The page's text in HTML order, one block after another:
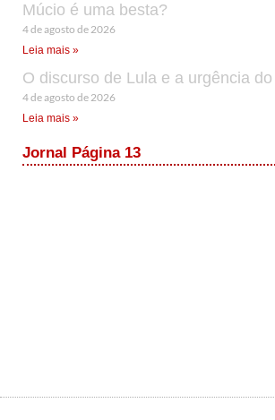
Múcio é uma besta?
4 de agosto de 2026
Leia mais »
O discurso de Lula e a urgência
4 de agosto de 2026
Leia mais »
Jornal Página 13